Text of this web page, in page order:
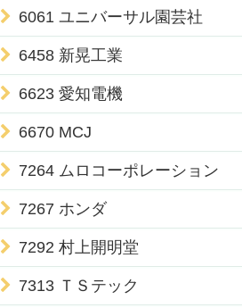
6061 ユニバーサル園芸社
6458 新晃工業
6623 愛知電機
6670 MCJ
7264 ムロコーポレーション
7267 ホンダ
7292 村上開明堂
7313 ＴＳテック